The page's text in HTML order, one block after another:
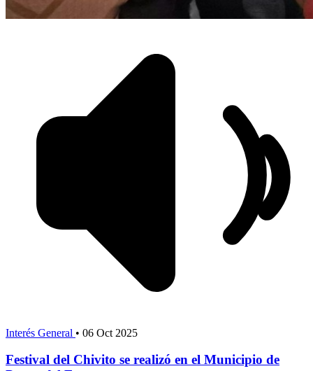
Interés General • 06 Oct 2025
Festival del Chivito se realizó en el Municipio de